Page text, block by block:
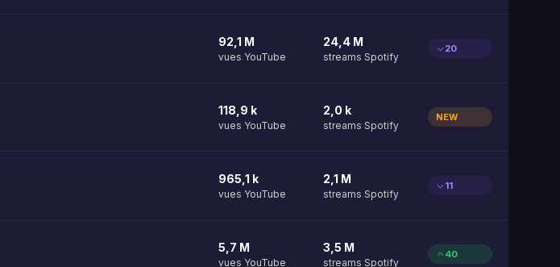
92,1 M
vues YouTube
24,4 M
streams Spotify
20
118,9 k
vues YouTube
2,0 k
streams Spotify
NEW
965,1 k
vues YouTube
2,1 M
streams Spotify
11
5,7 M
vues YouTube
3,5 M
streams Spotify
40